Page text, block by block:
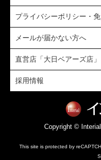
プライバシーポリシー・
メールが届かない方へ
直営店「大日ベアーズ店」
採用情報
Copyright ©
This site is protected by